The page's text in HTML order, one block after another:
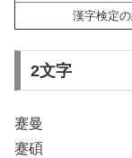
漢字検定の
2文字
蹇曼
蹇碩